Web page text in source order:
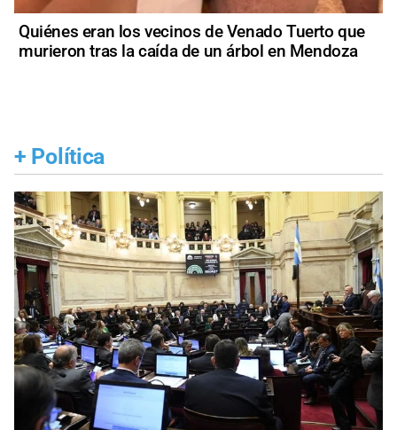
Quiénes eran los vecinos de Venado Tuerto que
murieron tras la caída de un árbol en Mendoza
+ Política